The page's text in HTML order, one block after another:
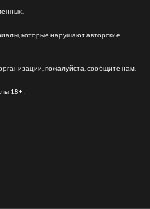
которые нарушают авторские
пожалуйста, сообщите нам.
18+!